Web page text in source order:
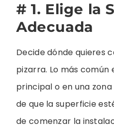
# 1. Elige la
Adecuada
Decide dónde quieres
pizarra. Lo más común
principal o en una
de que la superficie
de comenzar la